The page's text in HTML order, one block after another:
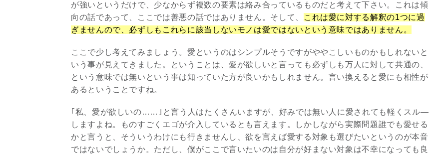
が強いというだけで、少なからず複数の要素は絡み合っているものだと考えて下さい。これは傾
向の話であって、ここでは善悪の話ではありません。そして、
これは愛に対する解釈の1つに過
ぎませんので、必ずしもこれらに該当しないモノは愛ではないという意味ではありません。
ここで少し考えてみましょう。愛というのはシンプルそうですがややこしいものかもしれないと
いう事が見えてきました。ということは、愛が欲しいと言っても必ずしも万人に対して共通の、
という意味では無いという事は知っていた方が良いかもしれません。言い換えると愛にも相性が
あるということですね。
｢私、愛が欲しいの……｣と言う人はたくさんいますが、好みでは無い人に愛されても軽くスル―
しますよね。ものすごくエゴが介入しているとも言えます。しかしながら実際問題誰でも愛せる
かと言うと、そういうわけにも行きませんし、欲を言えば愛する対象も選びたいというのが本音
ではないでしょうか。ただし、僕がここで言いたいのは自分が好まない対象は不幸になっても良